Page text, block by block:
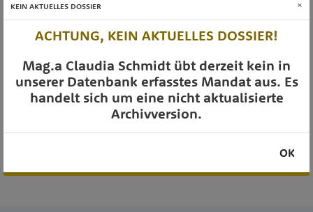
KEIN AKTUELLES DOSSIER ×
ACHTUNG, KEIN AKTUELLES DOSSIER!
Mag.a Claudia Schmidt übt derzeit kein in
unserer Datenbank erfasstes Mandat aus. Es
handelt sich um eine nicht aktualisierte
Archivversion.
OK